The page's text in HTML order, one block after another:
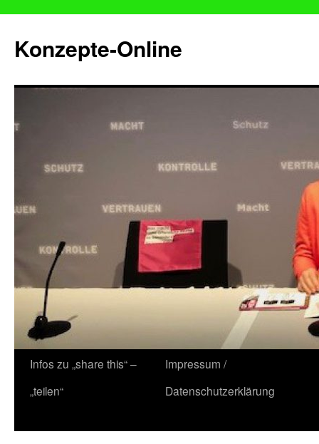
Konzepte-Online
Zum
Inhalt
Infos zu „share this“ –
„teilen“
Impressum /
Datenschutzerklärung